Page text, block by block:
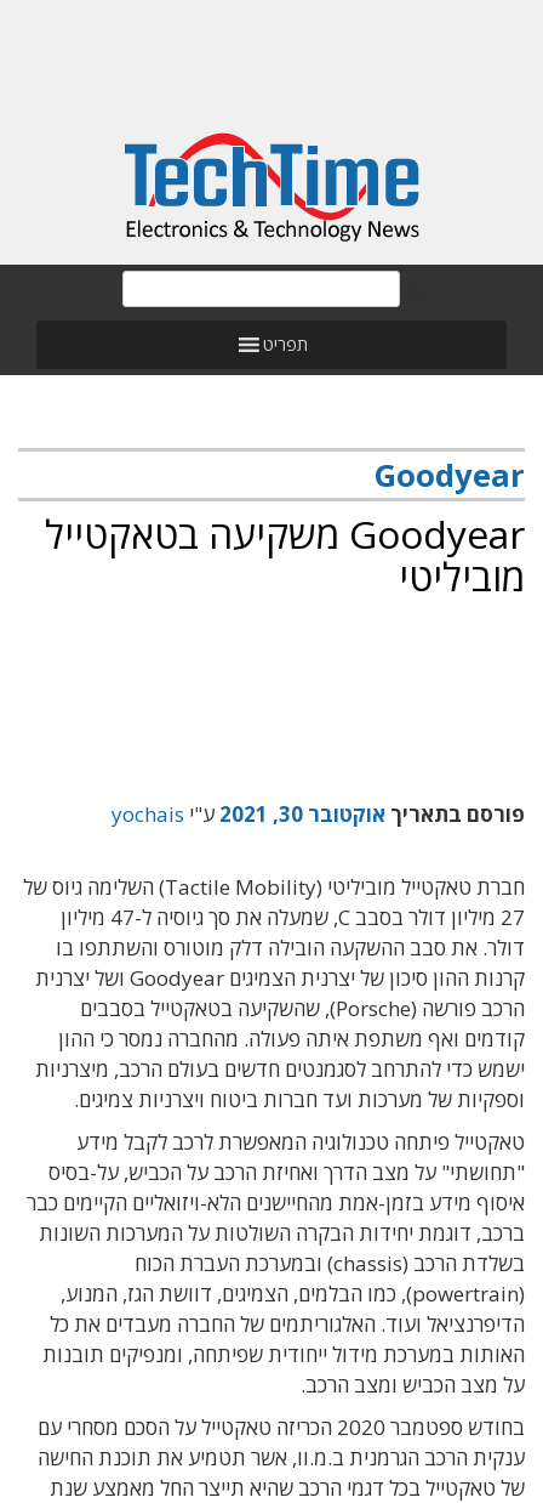
תפריט
Goodyear
Goodyear משקיעה בטאקטייל
מוביליטי
פורסם בתאריך אוקטובר 30, 2021 ע"י yochais
חברת טאקטייל מוביליטי (Tactile Mobility) השלימה גיוס של
27 מיליון דולר בסבב C, שמעלה את סך גיוסיה ל-47 מיליון
דולר. את סבב ההשקעה הובילה דלק מוטורס והשתתפו בו
קרנות ההון סיכון של יצרנית הצמיגים Goodyear ושל יצרנית
הרכב פורשה (Porsche), שהשקיעה בטאקטייל בסבבים
קודמים ואף משתפת איתה פעולה. מהחברה נמסר כי ההון
ישמש כדי להתרחב לסגמנטים חדשים בעולם הרכב, מיצרניות
וספקיות של מערכות ועד חברות ביטוח ויצרניות צמיגים.
טאקטייל פיתחה טכנולוגיה המאפשרת לרכב לקבל מידע
"תחושתי" על מצב הדרך ואחיזת הרכב על הכביש, על-בסיס
איסוף מידע בזמן-אמת מהחיישנים הלא-ויזואליים הקיימים כבר
ברכב, דוגמת יחידות הבקרה השולטות על המערכות השונות
בשלדת הרכב (chassis) ובמערכת העברת הכוח
(
powertrain), כמו הבלמים, הצמיגים, דוושת הגז, המנוע,
הדיפרנציאל ועוד. האלגוריתמים של החברה מעבדים את כל
האותות במערכת מידול ייחודית שפיתחה, ומנפיקים תובנות
על מצב הכביש ומצב הרכב.
בחודש ספטמבר 2020 הכריזה טאקטייל על הסכם מסחרי עם
ענקית הרכב הגרמנית ב.מ.וו, אשר תטמיע את תוכנת החישה
של טאקטייל בכל דגמי הרכב שהיא תייצר החל מאמצע שנת